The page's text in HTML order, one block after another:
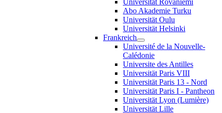
Abo Akademie Turku
Universität Oulu
Universität Helsinki
Frankreich
Université de la Nouvelle-
Calédonie
Universite des Antilles
Universität Paris VIII
Universität Paris 13 - Nord
Universität Paris I - Pantheon
Universität Lyon (Lumière)
Universität Lille